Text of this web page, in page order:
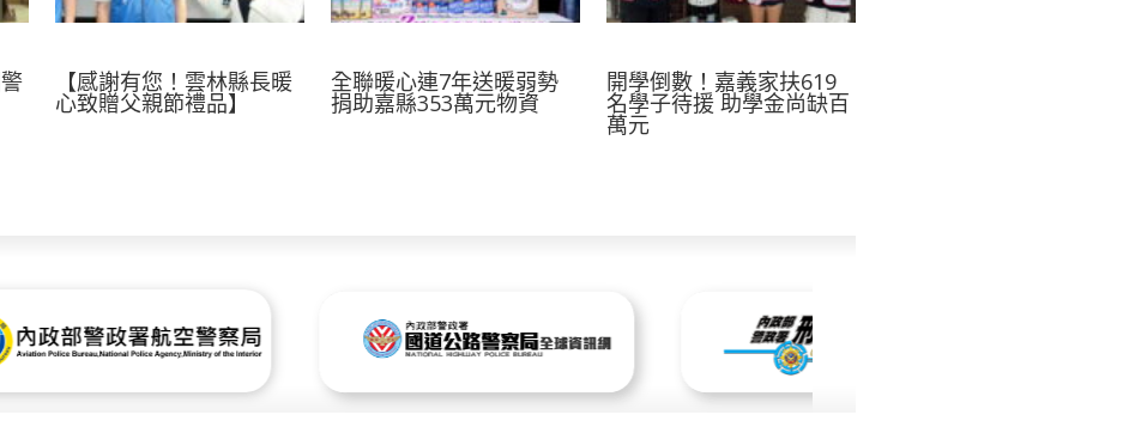
【感謝有您！雲林縣長暖
心致贈父親節禮品】
全聯暖心連7年送暖弱勢
捐助嘉縣353萬元物資
開學倒數！嘉義家扶619
名學子待援 助學金尚缺百
萬元